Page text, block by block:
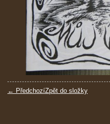
← PředchozíZpět do složky